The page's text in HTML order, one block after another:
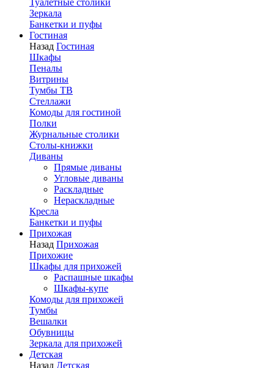
Туалетные столики
Зеркала
Банкетки и пуфы
Гостиная
Назад Гостиная
Шкафы
Пеналы
Витрины
Тумбы ТВ
Стеллажи
Комоды для гостиной
Полки
Журнальные столики
Столы-книжки
Диваны
Прямые диваны
Угловые диваны
Раскладные
Нераскладные
Кресла
Банкетки и пуфы
Прихожая
Назад Прихожая
Прихожие
Шкафы для прихожей
Распашные шкафы
Шкафы-купе
Комоды для прихожей
Тумбы
Вешалки
Обувницы
Зеркала для прихожей
Детская
Назад Детская